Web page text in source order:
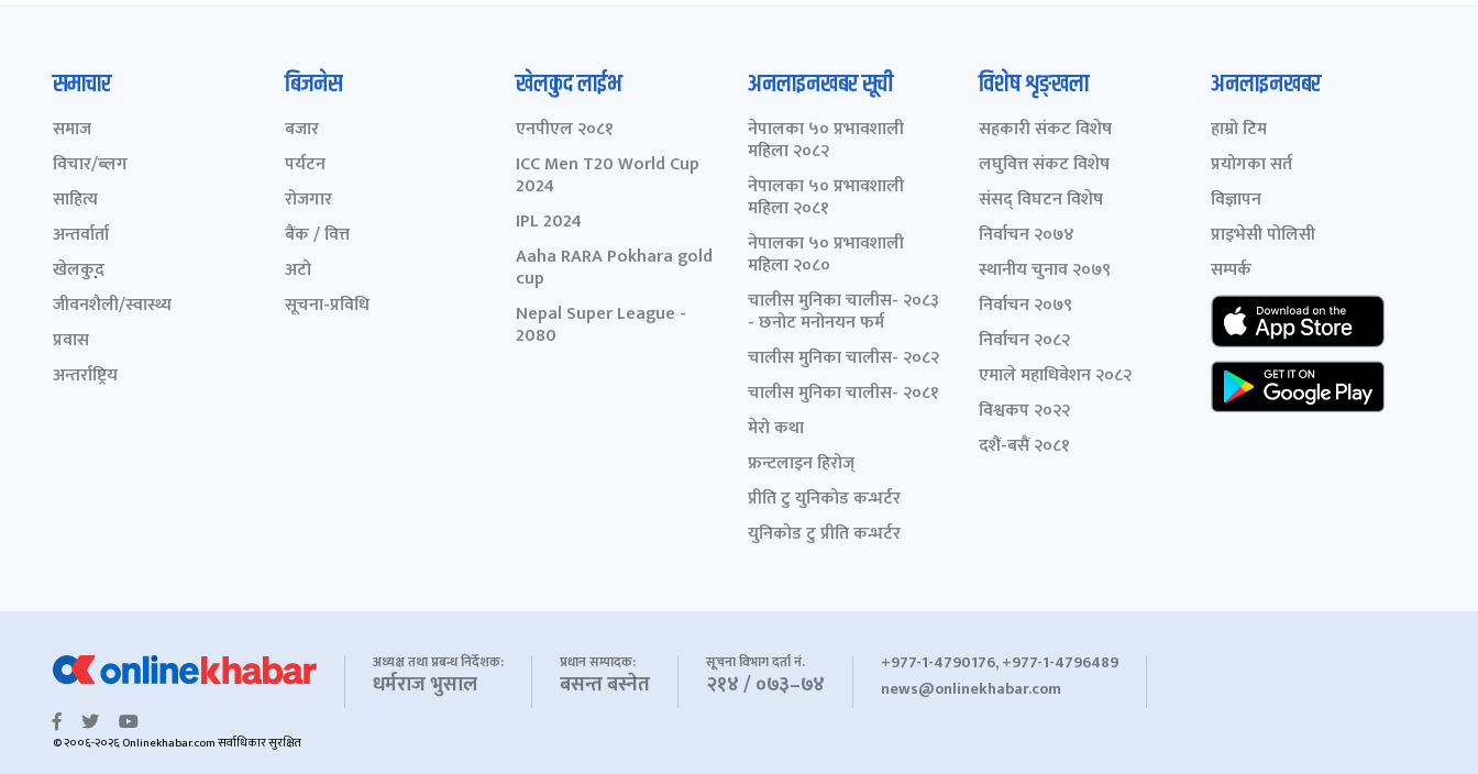
समाचार
समाज
विचार/ब्लग
साहित्य
अन्तर्वार्ता
खेलकुद़़
जीवनशैली/स्वास्थ्य
प्रवास
अन्तर्राष्ट्रिय
बिजनेस
बजार
पर्यटन
रोजगार
बैंक / वित्त
अटो
सूचना-प्रविधि
खेलकुद लाईभ
एनपीएल २०८१
ICC Men T20 World Cup
2024
IPL 2024
Aaha RARA Pokhara gold
cup
Nepal Super League -
2080
अनलाइनखबर सूची
नेपालका ५० प्रभावशाली
महिला २०८२
नेपालका ५० प्रभावशाली
महिला २०८१
नेपालका ५० प्रभावशाली
महिला २०८०
चालीस मुनिका चालीस- २०८३
- छनोट मनोनयन फर्म
चालीस मुनिका चालीस- २०८२
चालीस मुनिका चालीस- २०८१
मेरो कथा
फ्रन्टलाइन हिरोज्
प्रीति टु युनिकोड कन्भर्टर
युनिकोड टु प्रीति कन्भर्टर
विशेष शृङ्खला
सहकारी संकट विशेष
लघुवित्त संकट विशेष
संसद् विघटन विशेष
निर्वाचन २०७४
स्थानीय चुनाव २०७९
निर्वाचन २०७९
निर्वाचन २०८२
एमाले महाधिवेशन २०८२
विश्वकप २०२२
दशैं-बसैं २०८१
अनलाइनखबर
हाम्रो टिम
प्रयोगका सर्त
विज्ञापन
प्राइभेसी पोलिसी
सम्पर्क
अध्यक्ष तथा प्रबन्ध निर्देशक:
धर्मराज भुसाल
प्रधान सम्पादक:
बसन्त बस्नेत
सूचना विभाग दर्ता नं.
२१४ / ०७३–७४
+977-1-4790176, +977-1-4796489
news@onlinekhabar.com
© २००६-२०२६ Onlinekhabar.com सर्वाधिकार सुरक्षित